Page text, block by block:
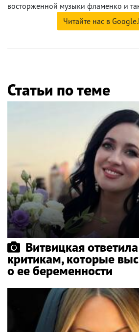
восторженной музыки фламенко и
Читайте нас в
Статьи по теме
Витвицкая ответила
критикам, которые
о ее беременности